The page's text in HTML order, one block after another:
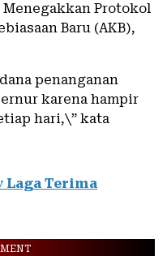
Menegakkan Protokol
Baru (AKB),
penanganan
karena hampir
hari,\” kata
Laga Terima